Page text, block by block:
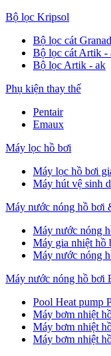
Bộ lọc Kripsol
Bộ lọc cát
Bộ lọc cát Artik -
Bộ lọc Artik - ak
Phụ kiện thay thế
Pentair
Emaux
Máy lọc hồ bơi
Máy lọc hồ bơi
Máy hút vệ sinh
Máy nước nóng hồ bơi
Máy nước nóng
Máy gia nhiệt hồ
Máy nước nóng
Máy nước nóng hồ bơi
Pool Heat pump
Máy bơm nhiệt
Máy bơm nhiệt
Máy bơm nhiệt